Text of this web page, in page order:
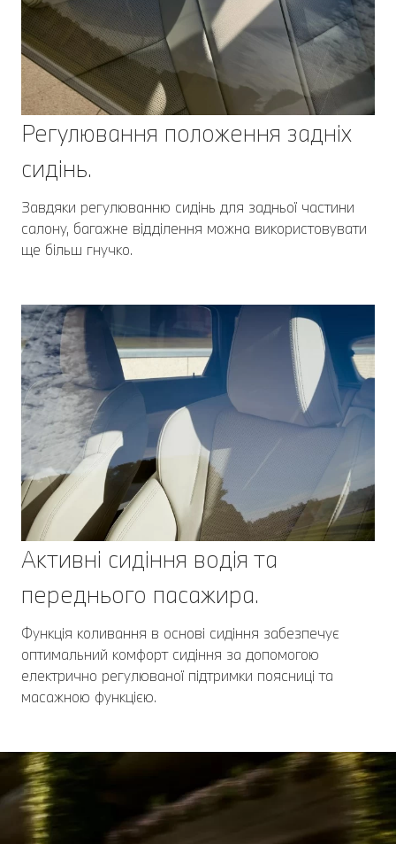
Регулювання положення задніх
сидінь.
Завдяки регулюванню сидінь для задньої частини
салону, багажне відділення можна використовувати
ще більш гнучко.
Активні сидіння водія та
переднього пасажира.
Функція коливання в основі сидіння забезпечує
оптимальний комфорт сидіння за допомогою
електрично регулюваної підтримки поясниці та
масажною функцією.